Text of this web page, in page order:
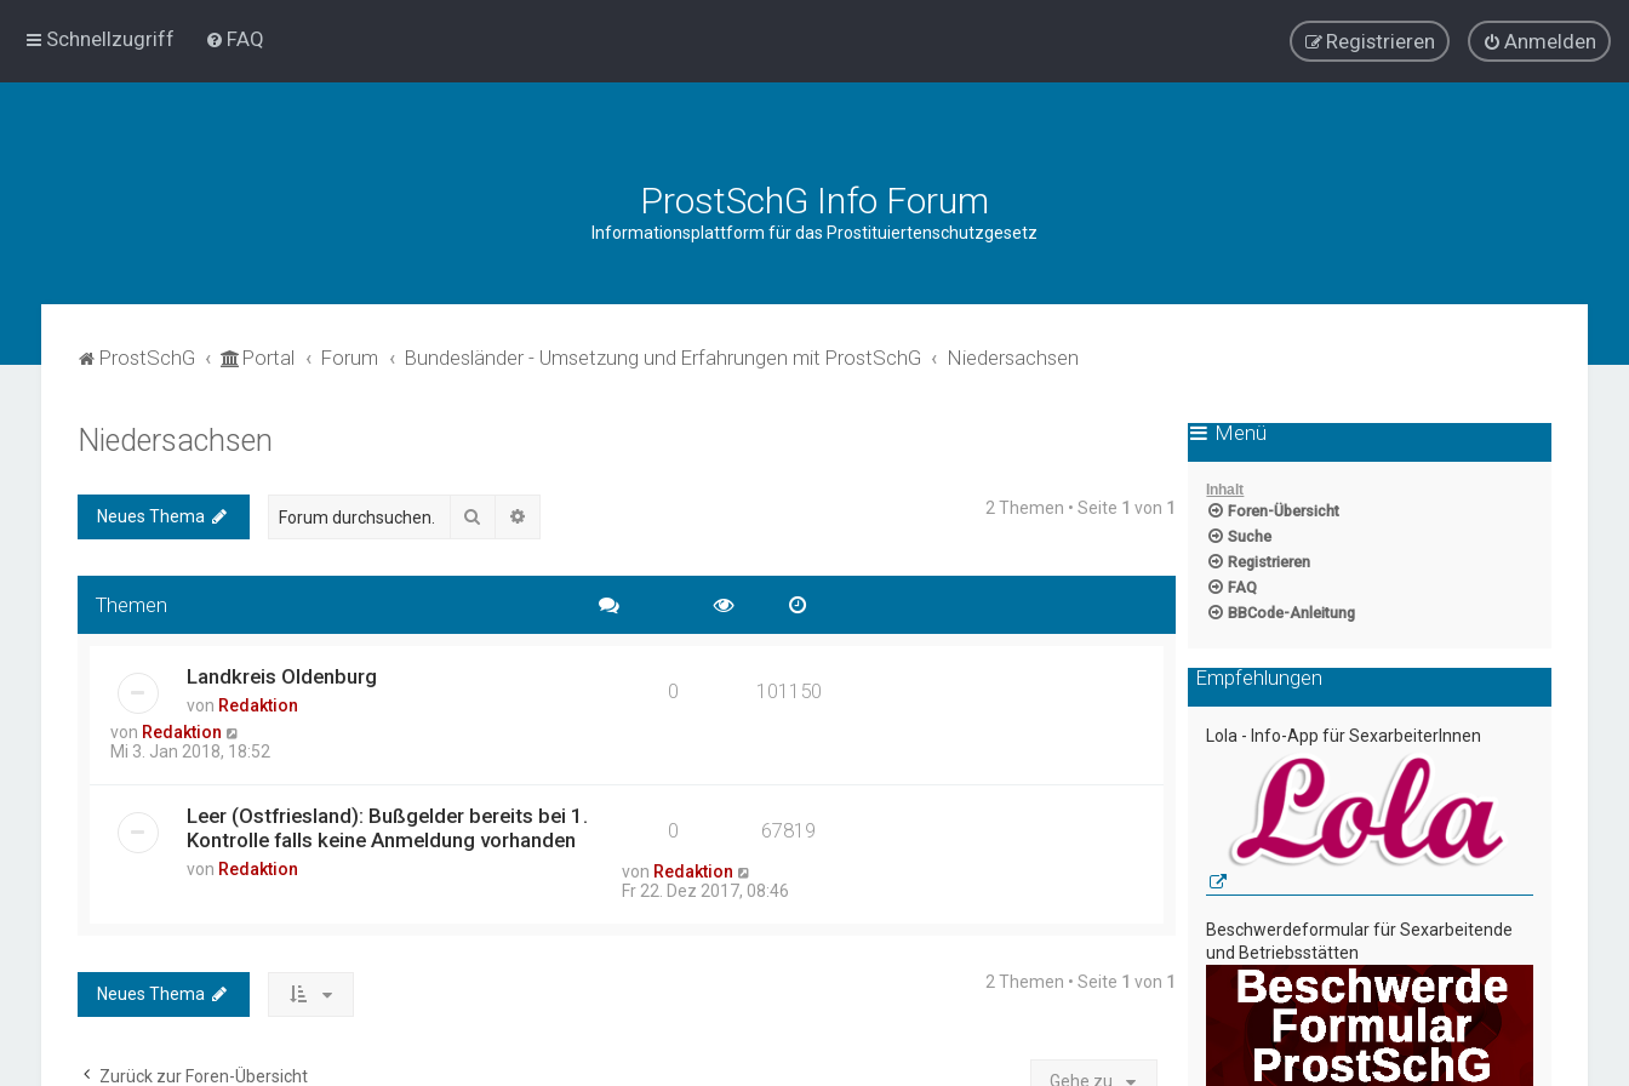
Schnellzugriff FAQ Anmelden
Registrieren
ProstSchG Info Forum
Informationsplattform für das Prostituiertenschutzgesetz
ProstSchG Portal Forum Bundesländer - Umsetzung und Erfahrungen mit ProstSchG Niedersachsen
Niedersachsen
Neues Thema Suche 2 Themen • Seite 1 von 1
Themen
Landkreis Oldenburg
von Redaktion
0 101150
von Redaktion
Mi 3. Jan 2018, 18:52
Leer (Ostfriesland): Bußgelder bereits bei 1.
Kontrolle falls keine Anmeldung vorhanden
von Redaktion
0 67819
von Redaktion
Fr 22. Dez 2017, 08:46
Neues Thema
2 Themen • Seite 1 von 1
Zurück zur Foren-Übersicht Gehe zu
Menü
Inhalt
Foren-Übersicht
Suche
Registrieren
FAQ
BBCode-Anleitung
Empfehlungen
Lola - Info-App für SexarbeiterInnen
Beschwerdeformular für Sexarbeitende
und Betriebsstätten